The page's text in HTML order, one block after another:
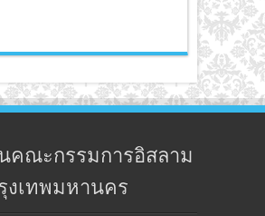
คณะกรรมการอิสลาม
งเทพมหานคร